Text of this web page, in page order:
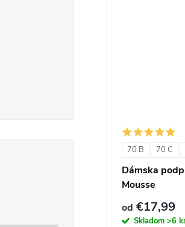
70 B 70 C
Dámska
Mousse
od €17,99
Skladom >6